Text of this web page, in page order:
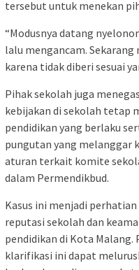
tersebut untuk menekan
“Modusnya datang
lalu mengancam.
karena tidak diberi sesuai
Pihak sekolah juga
kebijakan di sekolah tetap
pendidikan yang berlaku
pungutan yang melanggar
aturan terkait komite
dalam Permendikbud.
Kasus ini menjadi
reputasi sekolah dan
pendidikan di Kota Malang.
klarifikasi ini dapat